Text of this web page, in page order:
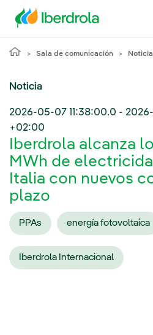
Sala de comunicación
Noticia
2026-05-07 11:38:00.0 -
+02:00
Iberdrola alcanza
MWh de
Italia con nuevos
plazo
PPAs energía fotovoltaica
Iberdrola Internacional